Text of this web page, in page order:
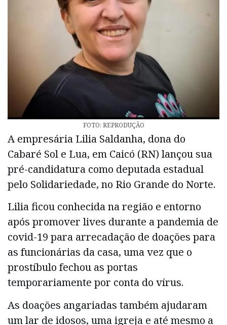
FOTO: REPRODUÇÃO
A empresária Lilia Saldanha, dona do
Cabaré Sol e Lua, em Caicó (RN) lançou sua
pré-candidatura como deputada estadual
pelo Solidariedade, no Rio Grande do Norte.
Lilia ficou conhecida na região e entorno
após promover lives durante a pandemia de
covid-19 para arrecadação de doações para
as funcionárias da casa, uma vez que o
prostíbulo fechou as portas
temporariamente por conta do vírus.
As doações angariadas também ajudaram
um lar de idosos, uma igreja e até mesmo a